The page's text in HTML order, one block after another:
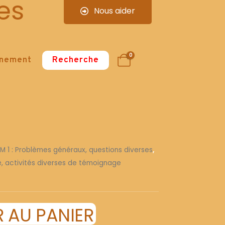
Nous aider
Recherche 0
1 : Problèmes généraux, questions diverses,
activités diverses de témoignage
AU PANIER